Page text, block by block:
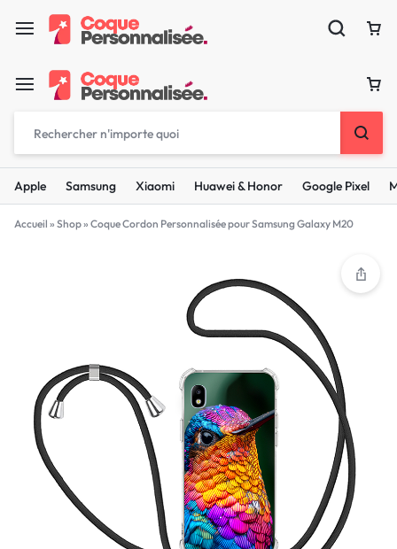
Apple Samsung Xiaomi Huawei & Honor Google Pixel
Accueil » Shop» Coque Cordon Personnalisée pour Samsung Galaxy M20